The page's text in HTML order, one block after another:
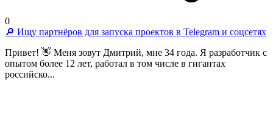
0
🔎 Ищу партнёров для запуска проектов в Telegram и соцсетях
Привет! 👋 Меня зовут Дмитрий, мне 34 года. Я разработчик с
опытом более 12 лет, работал в том числе в гигантах
российско...